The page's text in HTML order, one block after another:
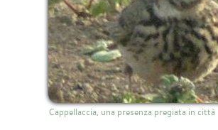
Cappellaccia, una presenza pregiata in città